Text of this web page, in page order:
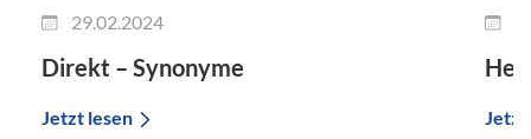
29.02.2024
Direkt – Synonyme
Jetzt lesen Jetzt